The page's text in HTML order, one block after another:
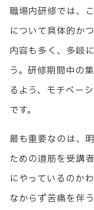
職場内研修では、
について具体的か
内容も多く、多岐
う。研修期間中の
るよう、モチベー
です。
最も重要なのは、
ための道筋を受講
にやっているのか
なからず苦痛を伴